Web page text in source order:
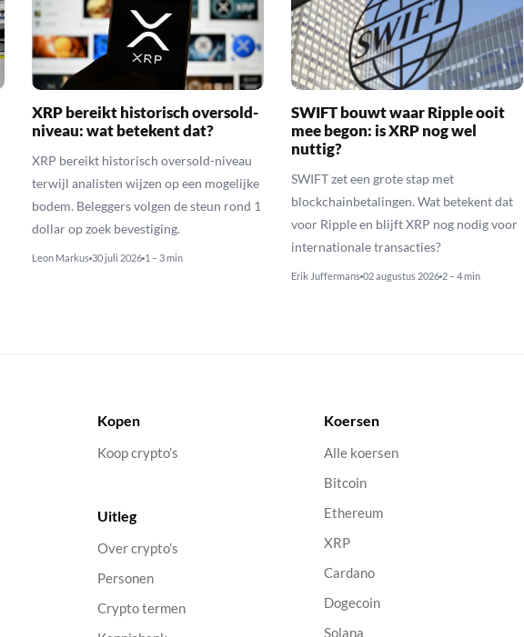
XRP bereikt historisch oversold-
niveau: wat betekent dat?
XRP bereikt historisch oversold-niveau
terwijl analisten wijzen op een mogelijke
bodem. Beleggers volgen de steun rond 1
dollar op zoek bevestiging.
Leon Markus 30 juli 2026 1 – 3 min
SWIFT bouwt waar Ripple ooit
mee begon: is XRP nog wel
nuttig?
SWIFT zet een grote stap met
blockchainbetalingen. Wat betekent dat
voor Ripple en blijft XRP nog nodig voor
internationale transacties?
Erik Juffermans 02 augustus 2026 2 – 4 min
Kopen
Koop crypto’s
Uitleg
Over crypto’s
Personen
Crypto termen
Koersen
Alle koersen
Bitcoin
Ethereum
XRP
Cardano
Dogecoin
Solana